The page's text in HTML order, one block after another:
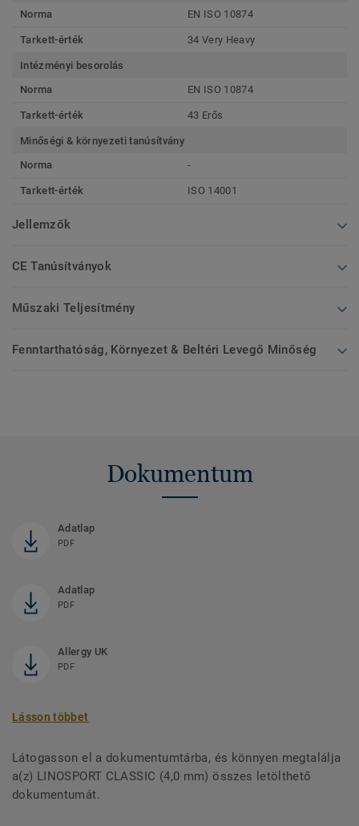
Norma
EN ISO 10874
Tarkett-érték 34 Very Heavy
Intézményi besorolás
Norma
EN ISO 10874
Tarkett-érték 43 Erős
Minőségi & környezeti tanúsítvány
Norma
-
Tarkett-érték ISO 14001
Jellemzők
CE Tanúsítványok
Műszaki Teljesítmény
Fenntarthatóság, Környezet & Beltéri Levegő Minőség
Dokumentum
Adatlap
PDF
Adatlap
PDF
Allergy UK
PDF
Lásson többet
Látogasson el a dokumentumtárba, és könnyen megtalálja
a(z) LINOSPORT CLASSIC (4,0 mm) összes letölthető
dokumentumát.